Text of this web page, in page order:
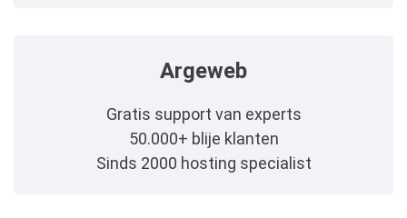
Argeweb
Gratis support van experts
50.000+ blije klanten
Sinds 2000 hosting specialist